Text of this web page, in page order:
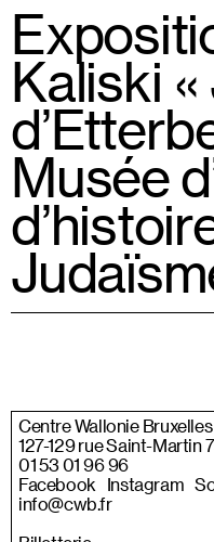
Kaliski «
Musée
Centre Wallonie Bruxelles
127-129 rue Saint-Martin
01 53 01 96 96
Facebook
Instagram
info@cwb.fr